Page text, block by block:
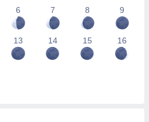
6
7 8 9
13 14 15 16